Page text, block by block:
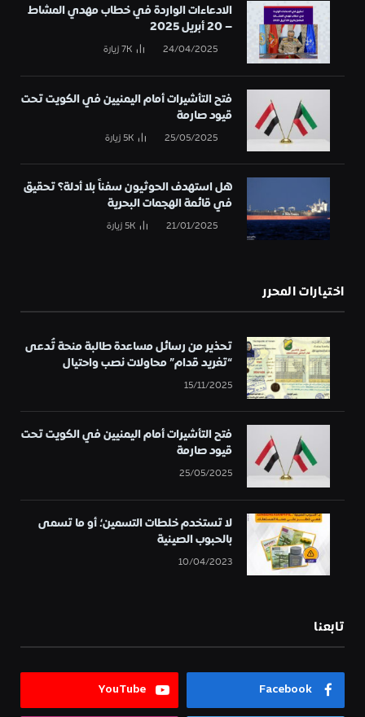
الادعاءات الواردة في خطاب مهدي المشاط
– 20 أبريل 2025
24/04/2025
7Kزيارة
فتح التأشيرات أمام اليمنيين في الكويت تحت
قيود صارمة
25/05/2025
5Kزيارة
هل استهدف الحوثيون سفناً بلا أدلة؟ تحقيق
في قائمة الهجمات البحرية
21/01/2025
5Kزيارة
اختيارات المحرر
تحذير من رسائل مساعدة طالبة منحة تُدعى
“تغريد قدام” محاولات نصب واحتيال
15/11/2025
فتح التأشيرات أمام اليمنيين في الكويت تحت
قيود صارمة
25/05/2025
لا تستخدم خلطات التسمين؛ أو ما تسمى
بالحبوب الصينية
10/04/2023
تابعنا
Facebook
YouTube